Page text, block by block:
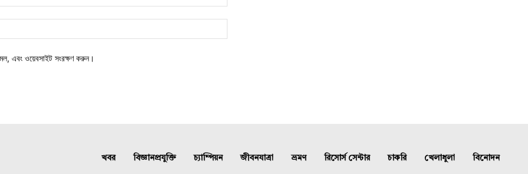
এবং ওয়েবসাইট সংরক্ষণ করুন।
খবর বিজ্ঞানপ্রযুক্তি চ্যাম্পিয়ন জীবনযাত্রা ভ্রমণ রিসোর্স সেন্টার চাকরি খেলাধুলা বিনোদন